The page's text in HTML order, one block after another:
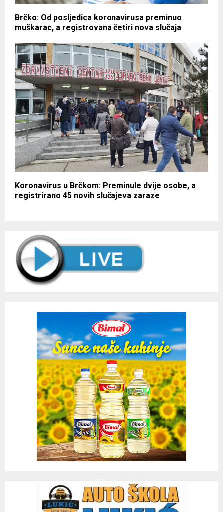
Brčko: Od posljedica koronavirusa preminuo
muškarac, a registrovana četiri nova slučaja
Koronavirus u Brčkom: Preminule dvije osobe, a
registrirano 45 novih slučajeva zaraze